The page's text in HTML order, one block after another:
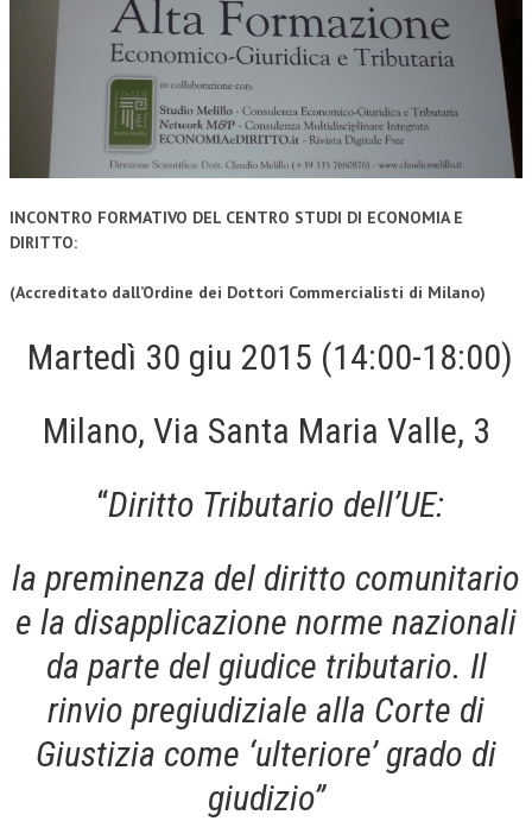
CORSI CE.S.E.D.
ARCHIVIO CORSI 2015
DIVENTA SOCIO
BROCHURE CE.S.E.D.
LA RIVISTA
COMITATO EDITORIALE
PEER REVIEW
CODICE ETICO
COLLABORA CON NOI
ECONOMIA
CORPORATE SOCIAL RESPONSIBILITY
ECONOMIA DELL’ARTE
INTERNAZIONALIZZAZIONE
HUMAN RESOURCES
INCONTRO FORMATIVO DEL CENTRO STUDI DI ECONOMIA E
DIRITTO:
(Accreditato dall’Ordine dei Dottori Commercialisti di Milano)
Martedì 30 giu 2015 (14:00-18:00)
Milano, Via Santa Maria Valle, 3
“Diritto Tributario dell’UE:
la preminenza del diritto comunitario
e la disapplicazione norme nazionali
da parte del giudice tributario. Il
rinvio pregiudiziale alla Corte di
Giustizia come ‘ulteriore’ grado di
giudizio”